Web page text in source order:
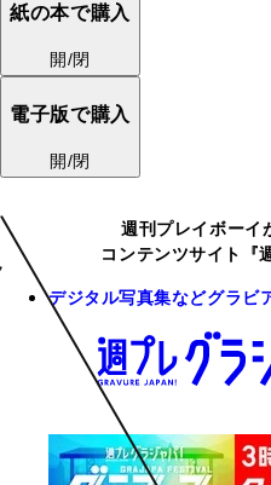
紙の本で購入
開/閉
電子版で購入
開/閉
週刊プレイボーイ
コンテンツサイト『
デジタル写真集などグラビ